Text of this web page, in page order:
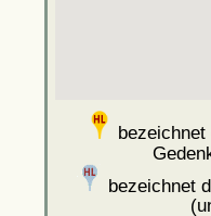
bezeichnet
bezeichnet